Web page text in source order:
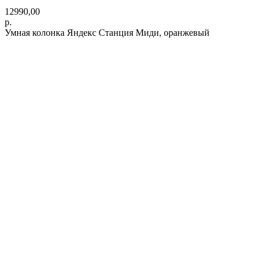
12990,00
р.
Умная колонка Яндекс Станция Миди, оранжевый